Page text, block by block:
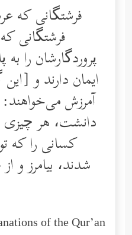
فرشتگانى كه
فرشتگانى
پروردگارشان را
ایمان دارند و
آمرزش
دانشت، هر چیزى
كسانى را كه
شدند، بیامرز و
of the Qur’an: